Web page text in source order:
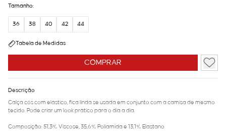
COMPRAR
Tamanho:
36 38 40 42 44
Tabela de Medidas
Descrição
Calça cós com elástico, fica linda se usada em conjunto com a camisa de mesmo
tecido. Pode criar um look prático para o dia a dia.
Composição: 51,3% Viscose, 35,6% Poliamida e 13,1% Elastano